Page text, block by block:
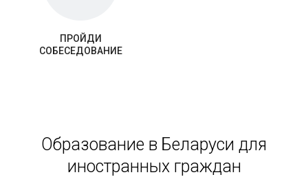
ПРОЙДИ
СОБЕСЕДОВАНИЕ
Образование в Беларуси для
иностранных граждан